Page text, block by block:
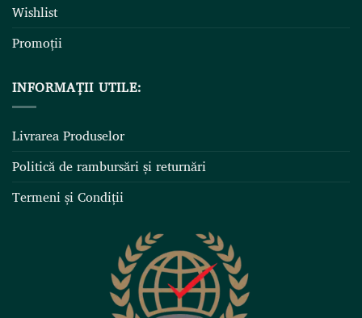
Wishlist
Promoții
INFORMAȚII UTILE:
Livrarea Produselor
Politică de rambursări și returnări
Termeni și Condiții